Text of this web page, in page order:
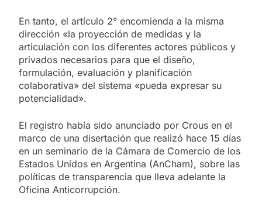
En tanto, el artículo 2° encomienda a la misma
dirección «la proyección de medidas y la
articulación con los diferentes actores públicos y
privados necesarios para que el diseño,
formulación, evaluación y planificación
colaborativa» del sistema «pueda expresar su
potencialidad».
El registro había sido anunciado por Crous en el
marco de una disertación que realizó hace 15 días
en un seminario de la Cámara de Comercio de los
Estados Unidos en Argentina (AnCham), sobre las
políticas de transparencia que lleva adelante la
Oficina Anticorrupción.